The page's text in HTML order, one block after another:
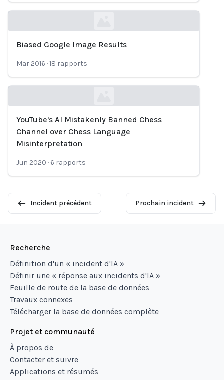
Biased Google Image Results
Mar 2016 ·18 rapports
Loading...
YouTube's AI Mistakenly Banned Chess
Channel over Chess Language
Misinterpretation
Jun 2020 · 6 rapports
Incident précédent Prochain incident
Recherche
Définition d'un « incident d'IA »
Définir une « réponse aux incidents d'IA »
Feuille de route de la base de données
Travaux connexes
Télécharger la base de données complète
Projet et communauté
À propos de
Contacter et suivre
Applications et résumés